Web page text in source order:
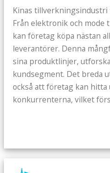
Kinas
Från elektronik och
kan företag köpa nästan
leverantörer. Denna
sina produktlinjer,
kundsegment. Det breda
också att företag kan
konkurrenterna, vilket